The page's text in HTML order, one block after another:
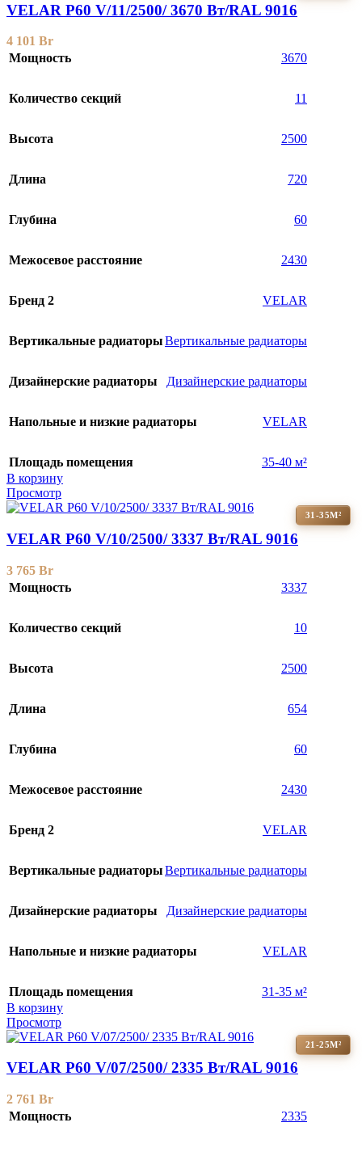
VELAR P60 V/11/2500/ 3670 Bт/RAL 9016
4 101 Br
Мощность
3670
Количество секций 11
Высота 2500
Длина 720
Глубина 60
Межосевое расстояние 2430
Бренд 2 VELAR
Вертикальные радиаторыВертикальные радиаторы
Дизайнерские радиаторы Дизайнерские радиаторы
Напольные и низкие радиаторы VELAR
Площадь помещения
35-40 м²
В корзину
Просмотр
31-35М²
VELAR P60 V/10/2500/ 3337 Bт/RAL 9016
3 765 Br
Мощность
3337
Количество секций 10
Высота 2500
Длина 654
Глубина 60
Межосевое расстояние 2430
Бренд 2 VELAR
Вертикальные радиаторыВертикальные радиаторы
Дизайнерские радиаторы Дизайнерские радиаторы
Напольные и низкие радиаторы VELAR
Площадь помещения
31-35 м²
В корзину
Просмотр
21-25М²
VELAR P60 V/07/2500/ 2335 Bт/RAL 9016
2 761 Br
Мощность
2335